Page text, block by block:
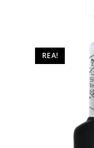
REA!